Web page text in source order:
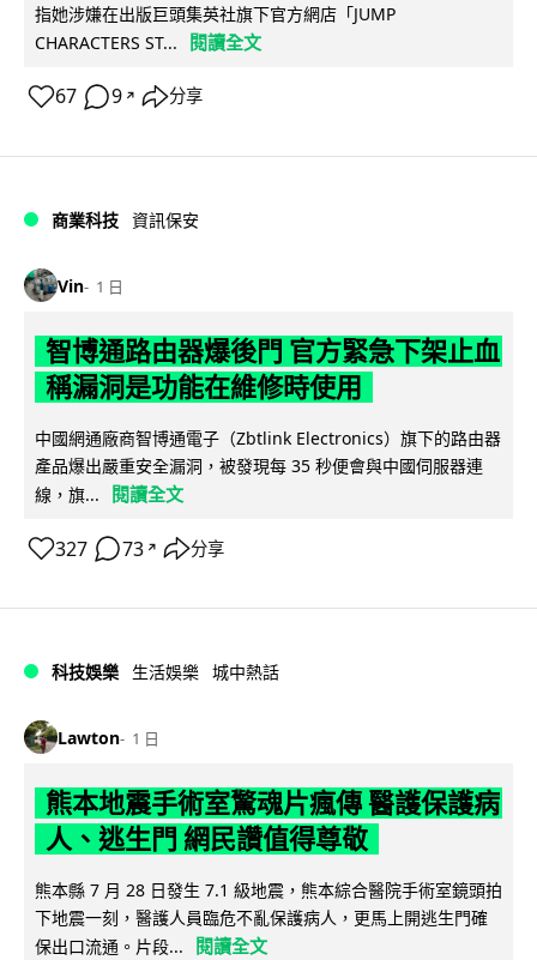
指她涉嫌在出版巨頭集英社旗下官方網店「JUMP
CHARACTERS ST...
閱讀全文
67 9 ↗ 分享
商業科技 資訊保安
Vin 1 日
智博通路由器爆後門 官方緊急下架止血
稱漏洞是功能在維修時使用
中國網通廠商智博通電子（Zbtlink Electronics）旗下的路由器
產品爆出嚴重安全漏洞，被發現每 35 秒便會與中國伺服器連
線，旗...
閱讀全文
327 73 ↗ 分享
科技娛樂 生活娛樂 城中熱話
Lawton 1 日
熊本地震手術室驚魂片瘋傳 醫護保護病
人、逃生門 網民讚值得尊敬
熊本縣 7 月 28 日發生 7.1 級地震，熊本綜合醫院手術室鏡頭拍
下地震一刻，醫護人員臨危不亂保護病人，更馬上開逃生門確
保出口流通。片段...
閱讀全文